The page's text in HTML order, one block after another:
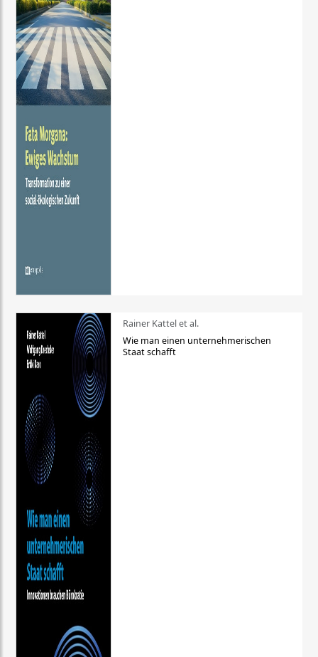
Rainer Kattel et al.
Wie man einen unternehmerischen
Staat schafft